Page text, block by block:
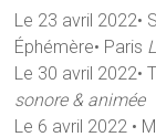
Le 23 avril 2022•
Éphémère• Paris
Le 30 avril 2022•
sonore & animée
Le 6 avril 2022 •